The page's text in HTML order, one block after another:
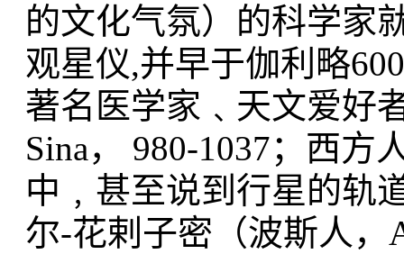
的文化气氛）的科学家
观星仪,并早于伽利略
著名医学家﹑天文爱好
Sina， 980-1037；西方
中﹐甚至说到行星的轨
尔-花剌子密（波斯人